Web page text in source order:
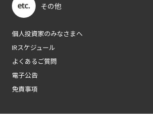
その他
個人投資家のみなさまへ
IRスケジュール
よくあるご質問
電子公告
免責事項